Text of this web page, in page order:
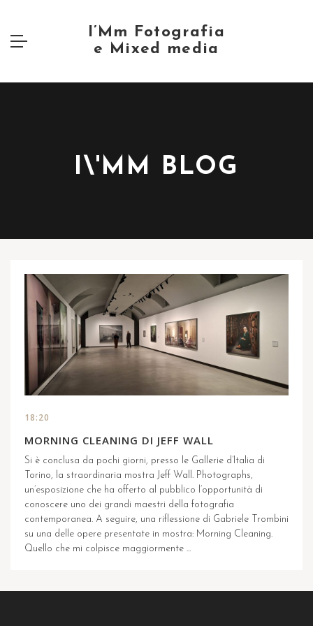
I\'MM BLOG
18:20
MORNING CLEANING DI JEFF WALL
Si è conclusa da pochi giorni, presso le Gallerie d’Italia di
Torino, la straordinaria mostra Jeff Wall. Photographs,
un’esposizione che ha offerto al pubblico l’opportunità di
conoscere uno dei grandi maestri della fotografia
contemporanea. A seguire, una riflessione di Gabriele Trombini
su una delle opere presentate in mostra: Morning Cleaning.
Quello che mi colpisce maggiormente ...